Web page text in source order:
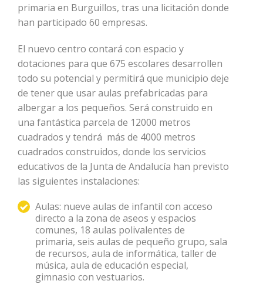
primaria en Burguillos, tras una licitación donde
han participado 60 empresas.
El nuevo centro contará con espacio y
dotaciones para que 675 escolares desarrollen
todo su potencial y permitirá que municipio deje
de tener que usar aulas prefabricadas para
albergar a los pequeños. Será construido en
una fantástica parcela de 12000 metros
cuadrados y tendrá más de 4000 metros
cuadrados construidos, donde los servicios
educativos de la Junta de Andalucía han previsto
las siguientes instalaciones:
Aulas: nueve aulas de infantil con acceso
directo a la zona de aseos y espacios
comunes, 18 aulas polivalentes de
primaria, seis aulas de pequeño grupo, sala
de recursos, aula de informática, taller de
música, aula de educación especial,
gimnasio con vestuarios.